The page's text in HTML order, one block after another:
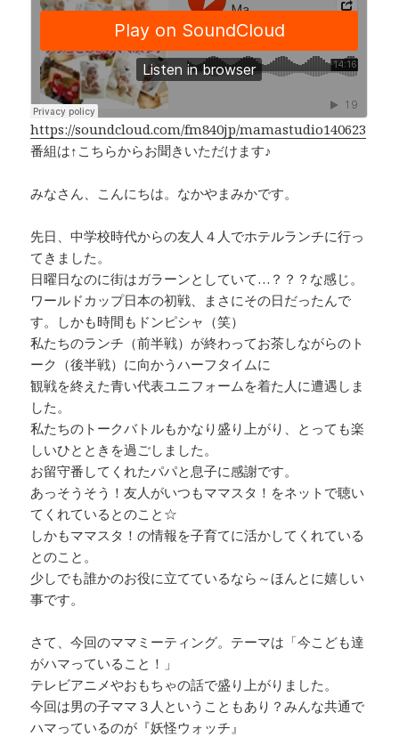
e
b
o
o
k
e
a
d
s
y
Li
n
k
https://soundcloud.com/fm840jp/mamastudio140623
番組は↑こちらからお聞きいただけます♪
みなさん、こんにちは。なかやまみかです。
先日、中学校時代からの友人４人でホテルランチに行っ
てきました。
日曜日なのに街はガラーンとしていて…？？？な感じ。
ワールドカップ日本の初戦、まさにその日だったんで
す。しかも時間もドンピシャ（笑）
私たちのランチ（前半戦）が終わってお茶しながらのト
ーク（後半戦）に向かうハーフタイムに
観戦を終えた青い代表ユニフォームを着た人に遭遇しま
した。
私たちのトークバトルもかなり盛り上がり、とっても楽
しいひとときを過ごしました。
お留守番してくれたパパと息子に感謝です。
あっそうそう！友人がいつもママスタ！をネットで聴い
てくれているとのこと☆
しかもママスタ！の情報を子育てに活かしてくれている
とのこと。
少しでも誰かのお役に立てているなら～ほんとに嬉しい
事です。
さて、今回のママミーティング。テーマは「今こども達
がハマっていること！」
テレビアニメやおもちゃの話で盛り上がりました。
今回は男の子ママ３人ということもあり？みんな共通で
ハマっているのが『妖怪ウォッチ』